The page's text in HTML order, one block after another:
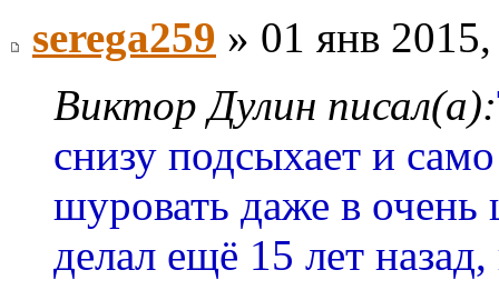
serega259 » 01 янв
Виктор Дулин писал(а):
снизу подсыхает и
шуровать даже в
делал ещё 15 лет